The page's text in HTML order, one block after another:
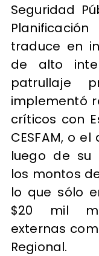
Seguridad
traduce en
de alto
patrullaje
implementó
críticos con
CESFAM, o
luego de su
los montos
lo que sólo
$20 mil
externas
Regional.